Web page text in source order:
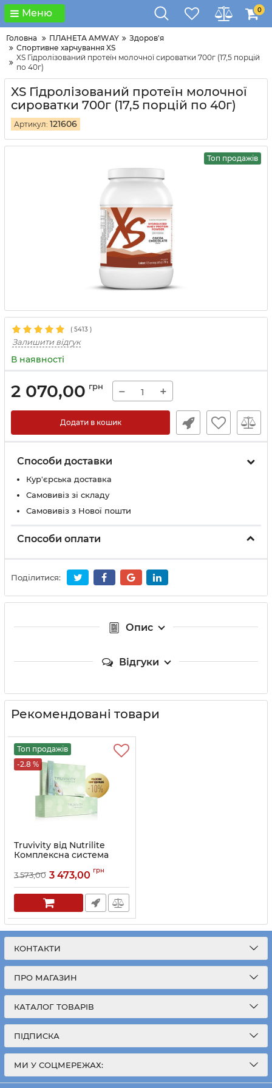
Меню 0
Головна ПЛАНЕТА AMWAY
Здоров'я
Спортивне харчування XS
XS Гідролізований протеїн молочної сироватки 700г (17,5 порцій
по 40г)
XS Гідролізований протеїн молочної
сироватки 700г (17,5 порцій по 40г)
Артикул: 121606
Топ продажів
( 5413 )
Залишити відгук
В наявності
2 070,00 грн − +
Додати в кошик
Способи доставки
Кур'єрська доставка
Самовивіз зі складу
Самовивіз з Нової пошти
Способи оплати
Поділитися:
Опис
Відгуки
Рекомендовані товари
Топ продажів
-2.8 %
Truvivity від Nutrilite
Комплексна система
денний курс)
Артикул:272432
3 573,00 3 473,00 грн
КОНТАКТИ
ПРО МАГАЗИН
КАТАЛОГ ТОВАРІВ
ПІДПИСКА
МИ У СОЦМЕРЕЖАХ: